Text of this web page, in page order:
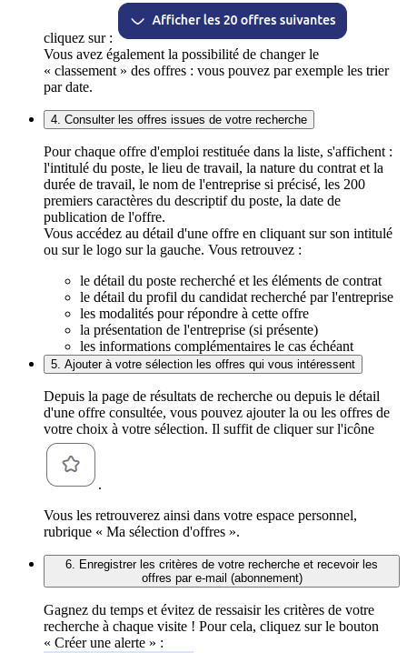
cliquez sur :
Vous avez également la possibilité de changer le
« classement » des offres : vous pouvez par exemple les trier
par date.
4. Consulter les offres issues de votre recherche
Pour chaque offre d'emploi restituée dans la liste, s'affichent :
l'intitulé du poste, le lieu de travail, la nature du contrat et la
durée de travail, le nom de l'entreprise si précisé, les 200
premiers caractères du descriptif du poste, la date de
publication de l'offre.
Vous accédez au détail d'une offre en cliquant sur son intitulé
ou sur le logo sur la gauche. Vous retrouvez :
le détail du poste recherché et les éléments de contrat
le détail du profil du candidat recherché par l'entreprise
les modalités pour répondre à cette offre
la présentation de l'entreprise (si présente)
les informations complémentaires le cas échéant
5. Ajouter à votre sélection les offres qui vous intéressent
Depuis la page de résultats de recherche ou depuis le détail
d'une offre consultée, vous pouvez ajouter la ou les offres de
votre choix à votre sélection. Il suffit de cliquer sur l'icône
.
Vous les retrouverez ainsi dans votre espace personnel,
rubrique « Ma sélection d'offres ».
6. Enregistrer les critères de votre recherche et recevoir les
offres par e-mail (abonnement)
Gagnez du temps et évitez de ressaisir les critères de votre
recherche à chaque visite ! Pour cela, cliquez sur le bouton
« Créer une alerte » :